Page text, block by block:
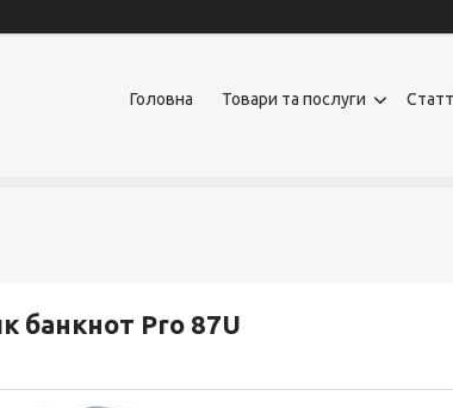
Головна Товари та послуги
банкнот Pro 87U